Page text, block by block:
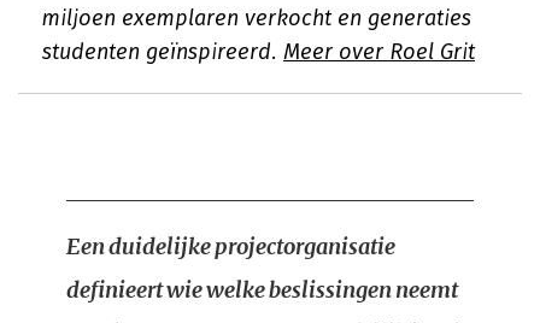
miljoen exemplaren verkocht en generaties
studenten geïnspireerd. Meer over Roel Grit
Een duidelijke projectorganisatie
definieert wie welke beslissingen neemt